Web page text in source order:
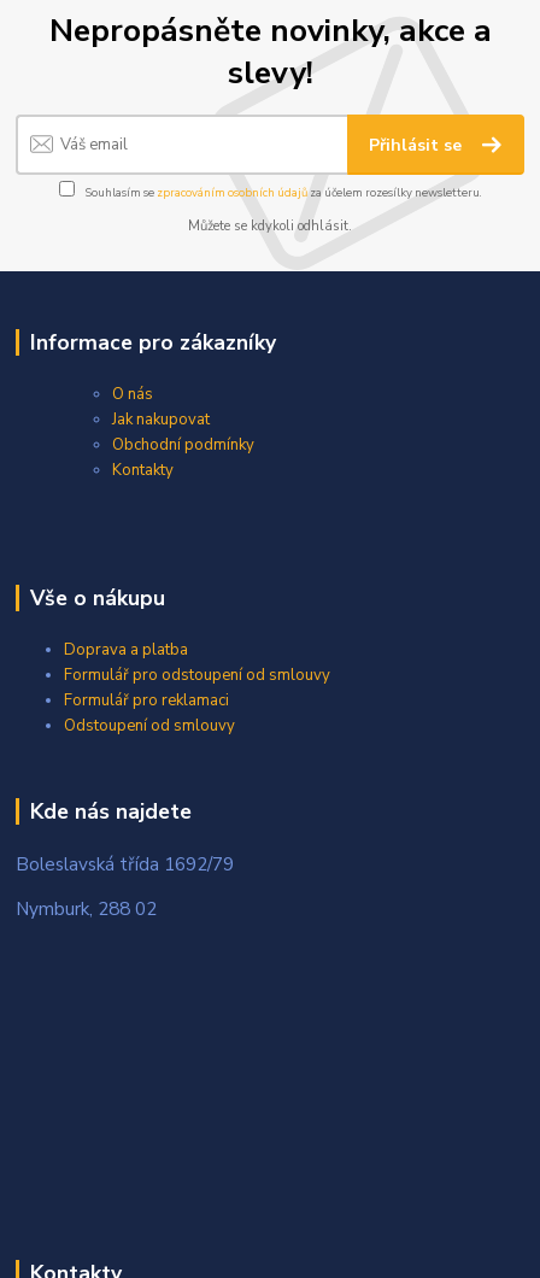
Nepropásněte novinky, akce a
slevy!
Přihlásit se
Souhlasím se zpracováním osobních údajůza účelem rozesílky newsletteru.
Můžete se kdykoli odhlásit.
Informace pro zákazníky
O nás
Jak nakupovat
Obchodní podmínky
Kontakty
Vše o nákupu
Doprava a platba
Formulář pro odstoupení od smlouvy
Formulář pro reklamaci
Odstoupení od smlouvy
Kde nás najdete
Boleslavská třída 1692/79
Nymburk, 288 02